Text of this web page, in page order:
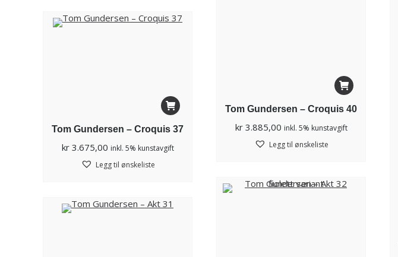
Tom Gundersen – Croquis 40
kr3.885,00 inkl. 5% kunstavgift
Legg til ønskeliste
Tom Gundersen – Croquis 37
kr3.675,00 inkl. 5% kunstavgift
Legg til ønskeliste